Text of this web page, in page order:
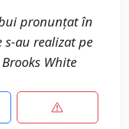
pronunţat în
au realizat pe
White